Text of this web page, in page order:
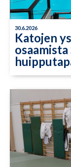
30.6.2026
Katojen